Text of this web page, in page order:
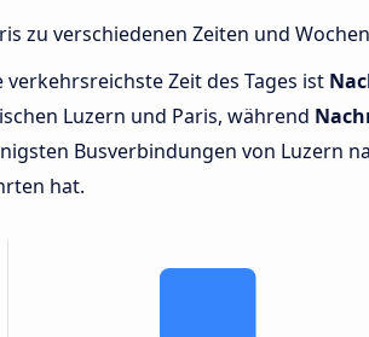
zu verschiedenen Zeiten und
verkehrsreichste Zeit des Tages ist
Luzern und Paris, während
Busverbindungen von Luzern
hat.